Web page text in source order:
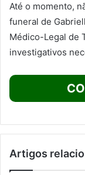
Até o momento,
funeral de
Médico-Legal de
investigativos
Artigos